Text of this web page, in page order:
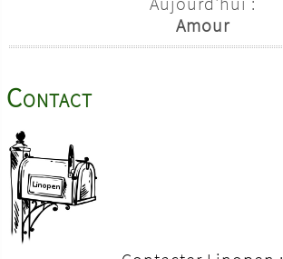
Amour
Contact